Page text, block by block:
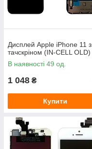
Дисплей Apple iPhone 11 з
тачскріном (IN-CELL OLD)
В наявності 49 од.
1 048 ₴
Купити